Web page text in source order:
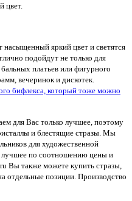
цвет.
яркий цвет и светятся
подойдут не только для
платьев или фигурного
вечеринок и дискотек.
бифлекса, который тоже можно
для Вас только лучшее, поэтому
и блестящие стразы. Мы
для художественной
лучшее по соотношению цены и
Вы также можете купить стразы,
отдельные позиции. Производство